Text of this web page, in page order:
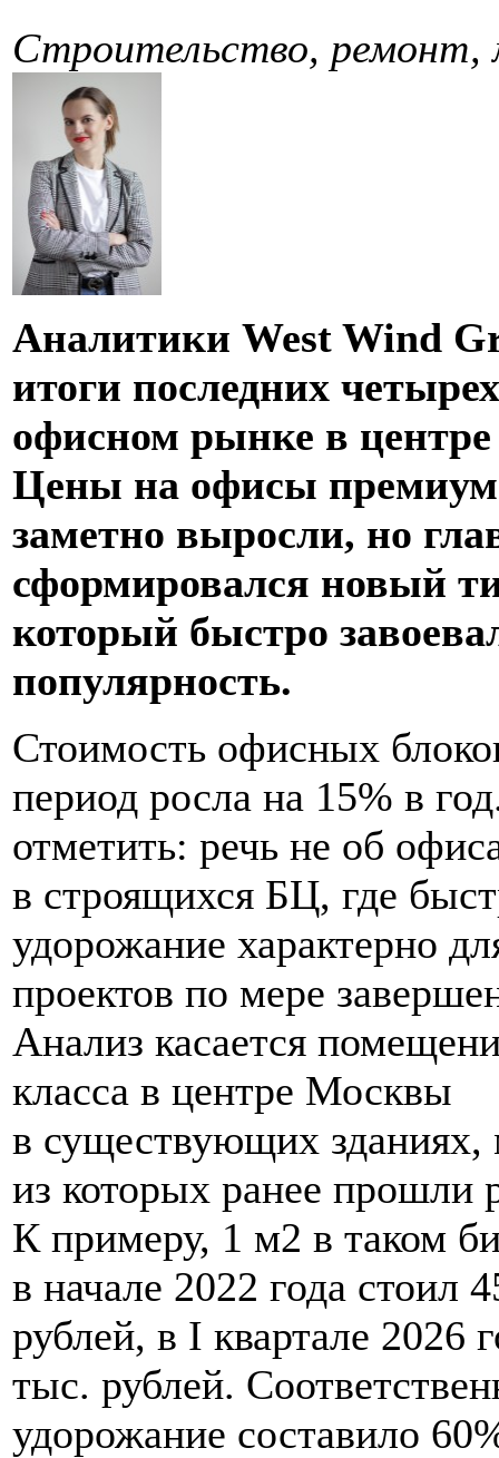
Строительство,
Аналитики West Wind
итоги последних
офисном рынке в
Цены на офисы
заметно выросли, но
сформировался новый
который быстро
популярность.
Стоимость офисных
период росла на 15% в
отметить: речь не об
в строящихся БЦ, где
удорожание характерно
проектов по мере
Анализ касается
класса в центре Москвы
в существующих зданиях,
из которых ранее прошли
К примеру, 1 м2 в таком
в начале 2022 года стоил
рублей, в I квартале 2026
тыс. рублей.
удорожание составило